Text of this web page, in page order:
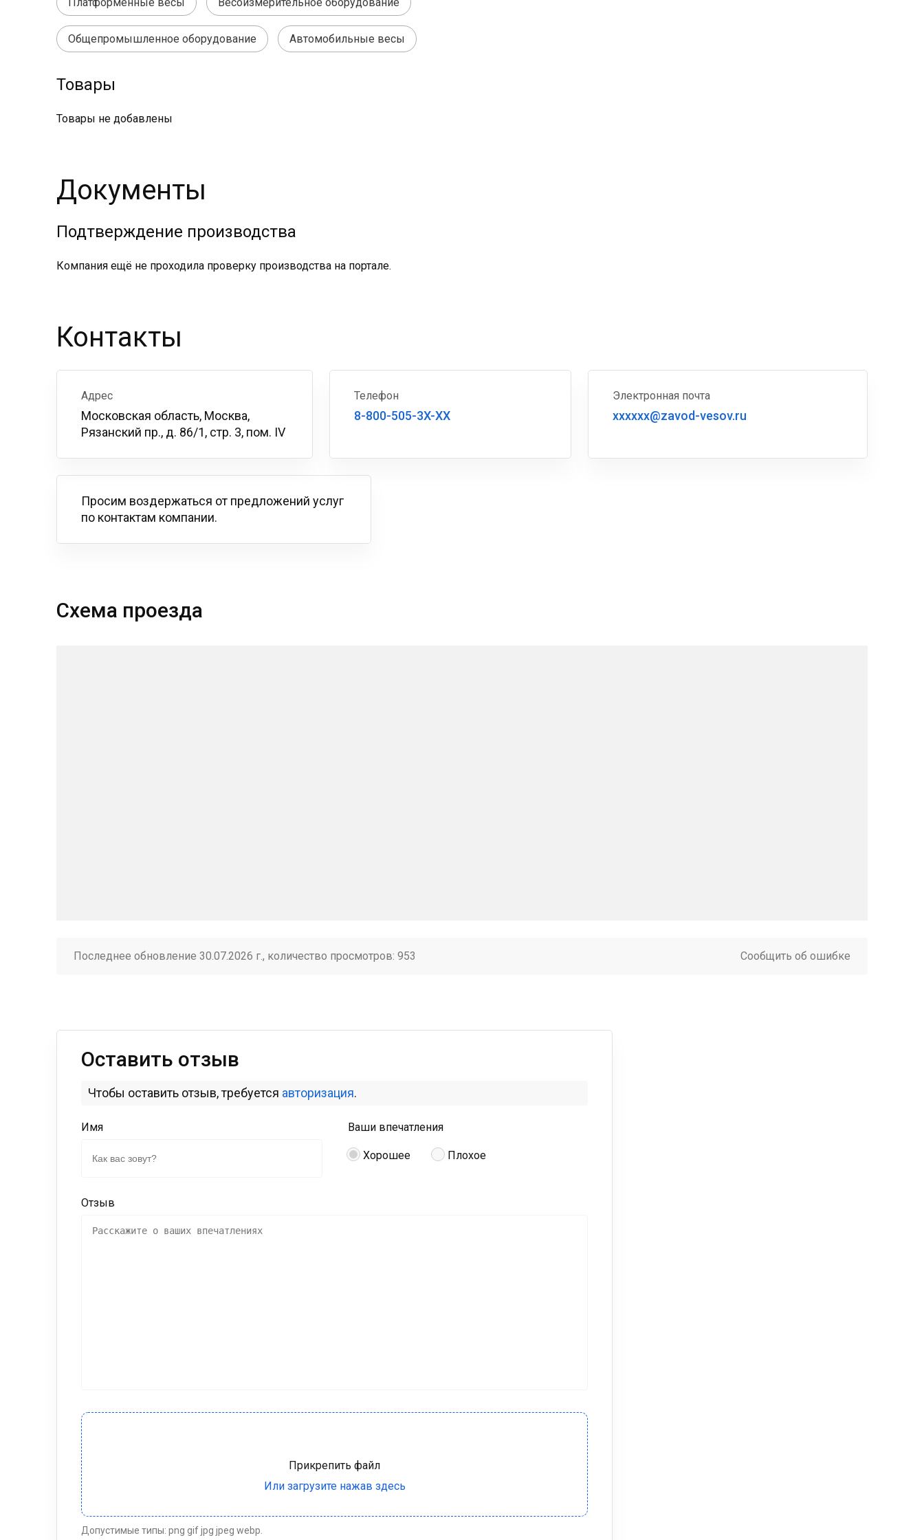
Общепромышленное оборудование Автомобильные весы
Товары
Товары не добавлены
Документы
Подтверждение производства
Компания ещё не проходила проверку производства на портале.
Контакты
Адрес
Московская область, Москва,
Рязанский пр., д. 86/1, стр. 3, пом. IV
Телефон
8-800-505-3X-XX
Электронная почта
xxxxxx@zavod-vesov.ru
Просим воздержаться от предложений услуг
по контактам компании.
Схема проезда
Последнее обновление 30.07.2026 г., количество просмотров: 953 Сообщить об ошибке
Оставить отзыв
Чтобы оставить отзыв, требуется авторизация.
Имя Ваши впечатления
Хорошее Плохое
Отзыв
Допустимые типы: png gif jpg jpeg webp.